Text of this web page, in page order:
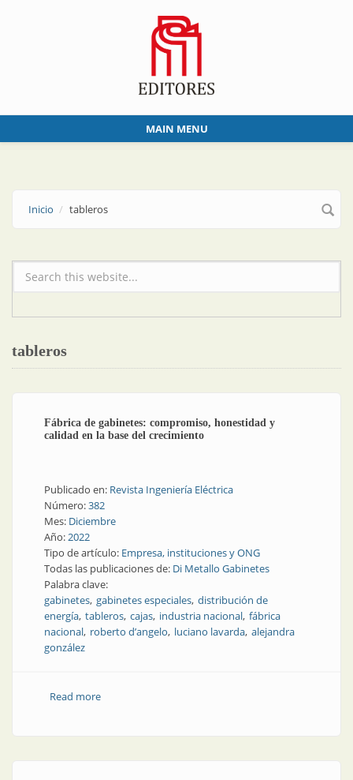
MAIN MENU
Inicio tableros
Formulario de búsqueda
tableros
Fábrica de gabinetes: compromiso, honestidad y
calidad en la base del crecimiento
Publicado en: Revista Ingeniería Eléctrica
Número:382
Mes: Diciembre
Año:2022
Tipo de artículo: Empresa, instituciones y ONG
Todas las publicaciones de: Di Metallo Gabinetes
Palabra clave:
gabinetes gabinetes especiales distribución de
energía tableros cajas industria nacional fábrica
nacional roberto d’angelo luciano lavarda alejandra
gonzález
Read moreabout Fábrica de gabinetes: compromiso, honestidad